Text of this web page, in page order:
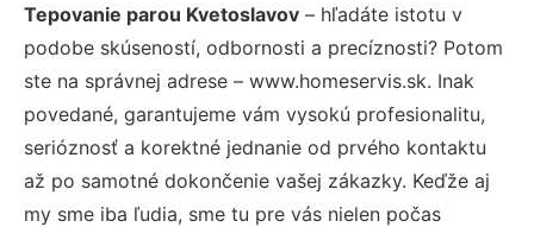
Tepovanie parou Kvetoslavov – hľadáte istotu v
podobe skúseností, odbornosti a precíznosti? Potom
ste na správnej adrese – www.homeservis.sk. Inak
povedané, garantujeme vám vysokú profesionalitu,
serióznosť a korektné jednanie od prvého kontaktu
až po samotné dokončenie vašej zákazky. Keďže aj
my sme iba ľudia, sme tu pre vás nielen počas